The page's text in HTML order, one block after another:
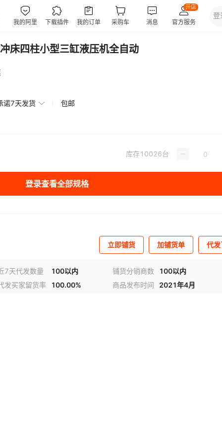
床四柱小型三缸液压机全自动
诺7天发货 包邮
库存10026台
登录查看全部规格
立即铺货 加铺货单 代
7天代发数量 100以内 铺货分销商数
100以内
发买家留货率 100.00% 商品发布时间 2021年4月